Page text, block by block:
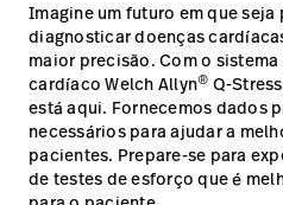
Imagine um futuro em que
diagnosticar doenças
maior precisão. Com o
cardíaco Welch Allyn® Q-Stress
está aqui. Fornecemos dados
necessários para ajudar a
pacientes. Prepare-se para
de testes de esforço que é